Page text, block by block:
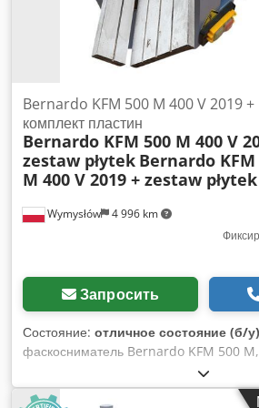
Wymysłów 4 996 km
Bernardo KFM 500 M 400 V 2019 +
комплект пластин
Bernardo KFM 500 M 400 V
zestaw płytek Bernardo KFM
M 400 V 2019 + zestaw płytek
Запросить
Состояние: отличное состояние (б/у)
фаскосниматель Bernardo KFM 500
для прецизионной обработки фасок и
изделий из стали, нержавеющей